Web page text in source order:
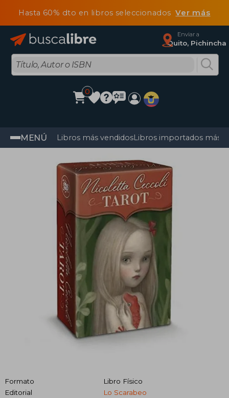
Hasta 60% dto en libros seleccionadosVer más
Enviar a
Quito, Pichincha
0
MENÚ Libros más vendidosLibros importados más
Formato
Libro Físico
Editorial
Lo Scarabeo